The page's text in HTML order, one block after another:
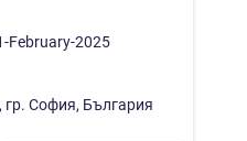
February-2025
гр. София, България